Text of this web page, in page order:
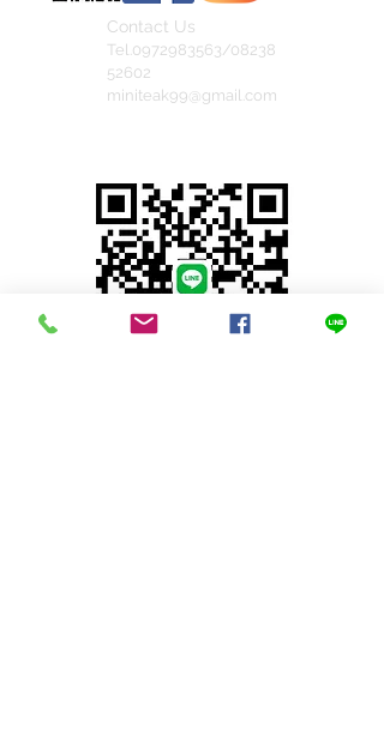
Contact Us
Tel.0972983563/08238
52602
miniteak99@gmail.com